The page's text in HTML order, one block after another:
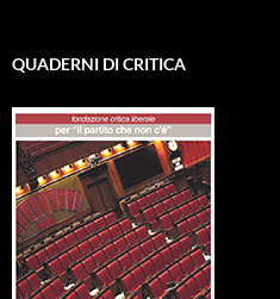
QUADERNI DI CRITICA